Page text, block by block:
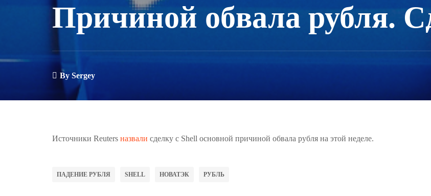
Причиной обвала рубля.
By Sergey
Источники Reuters назвали сделку с Shell основной причиной обвала рубля на этой неделе.
ПАДЕНИЕ РУБЛЯ SHELL НОВАТЭК РУБЛЬ